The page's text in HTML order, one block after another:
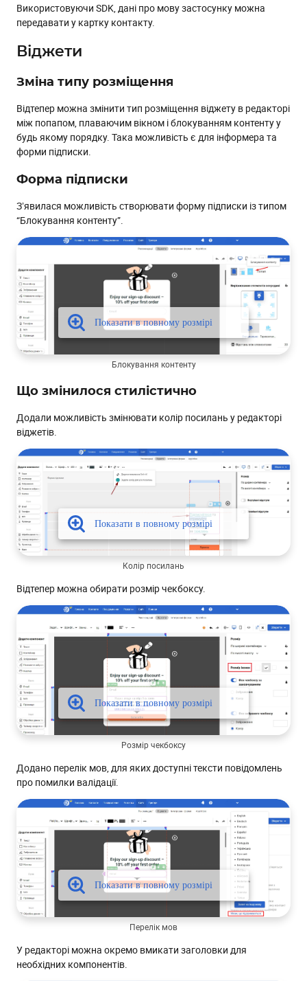
Використовуючи SDK, дані про мову застосунку можна
передавати у картку контакту.
Віджети
Зміна типу розміщення
Відтепер можна змінити тип розміщення віджету в редакторі
між попапом, плаваючим вікном і блокуванням контенту у
будь якому порядку. Така можливість є для інформера та
форми підписки.
Форма підписки
Зʼявилася можливість створювати форму підписки із типом
“Блокування контенту”.
Блокування контенту
Що змінилося стилістично
Додали можливість змінювати колір посилань у редакторі
віджетів.
Колір посилань
Відтепер можна обирати розмір чекбоксу.
Розмір чекбоксу
Додано перелік мов, для яких доступні тексти повідомлень
про помилки валідації.
Перелік мов
У редакторі можна окремо вмикати заголовки для
необхідних компонентів.